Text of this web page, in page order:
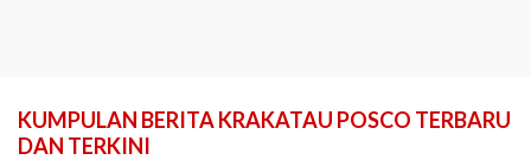
KUMPULAN BERITA KRAKATAU POSCO TERBARU
DAN TERKINI